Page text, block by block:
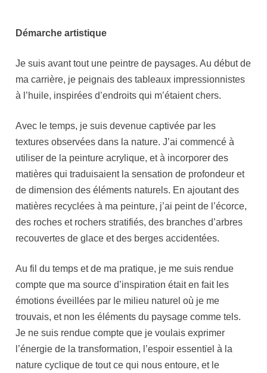
Démarche artistique
Je suis avant tout une peintre de paysages. Au début de
ma carrière, je peignais des tableaux impressionnistes
à l’huile, inspirées d’endroits qui m’étaient chers.
Avec le temps, je suis devenue captivée par les
textures observées dans la nature. J’ai commencé à
utiliser de la peinture acrylique, et à incorporer des
matières qui traduisaient la sensation de profondeur et
de dimension des éléments naturels. En ajoutant des
matières recyclées à ma peinture, j’ai peint de l’écorce,
des roches et rochers stratifiés, des branches d’arbres
recouvertes de glace et des berges accidentées.
Au fil du temps et de ma pratique, je me suis rendue
compte que ma source d’inspiration était en fait les
émotions éveillées par le milieu naturel où je me
trouvais, et non les éléments du paysage comme tels.
Je ne suis rendue compte que je voulais exprimer
l’énergie de la transformation, l’espoir essentiel à la
nature cyclique de tout ce qui nous entoure, et le